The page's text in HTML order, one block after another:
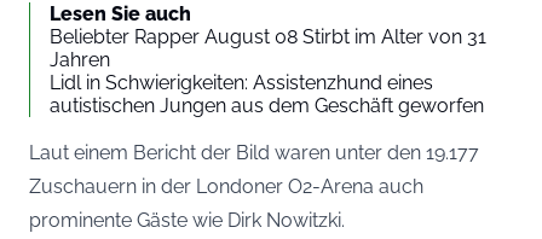
Lesen Sie auch
Beliebter Rapper August 08 Stirbt im Alter von 31
Jahren
Lidl in Schwierigkeiten: Assistenzhund eines
autistischen Jungen aus dem Geschäft geworfen
Laut einem Bericht der Bild waren unter den 19.177
Zuschauern in der Londoner O2-Arena auch
prominente Gäste wie Dirk Nowitzki.